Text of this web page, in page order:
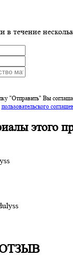
течение
"Отправить" Вы
пользовательского
этого